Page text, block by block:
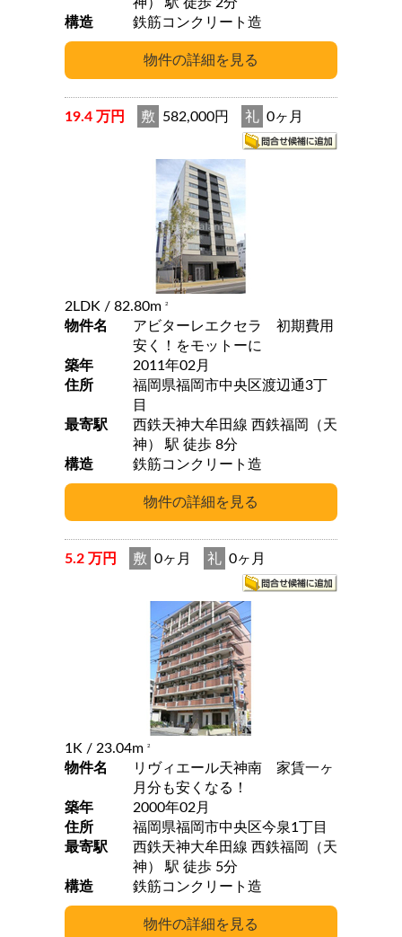
構造
鉄筋コンクリート造
19.4 万円 敷 582,000円 礼 0ヶ月
2LDK / 82.80m 2
物件名
アビターレエクセラ 初期費用
安く！をモットーに
築年
2011年02月
住所
福岡県福岡市中央区渡辺通3丁
目
最寄駅
西鉄天神大牟田線 西鉄福岡（天
神） 駅 徒歩 8分
構造
鉄筋コンクリート造
5.2 万円 敷 0ヶ月 礼 0ヶ月
1K / 23.04m 2
物件名
リヴィエール天神南 家賃一ヶ
月分も安くなる！
築年
2000年02月
住所
福岡県福岡市中央区今泉1丁目
最寄駅
西鉄天神大牟田線 西鉄福岡（天
神） 駅 徒歩 5分
構造
鉄筋コンクリート造